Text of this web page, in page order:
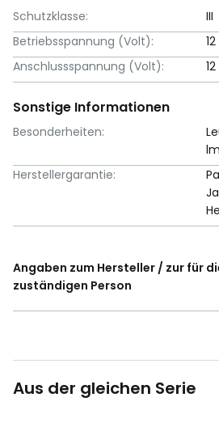
Schutzklasse:
III
Betriebsspannung (Volt):
12
Anschlussspannung (Volt):
12
Sonstige Informationen
Besonderheiten:
lm
Herstellergarantie:
Angaben zum Hersteller / zur für
zuständigen Person
Aus der gleichen Serie